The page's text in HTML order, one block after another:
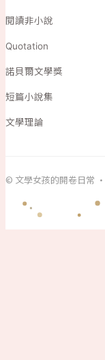
閱讀非小說
Quotation
諾貝爾文學獎
短篇小說集
文學理論
© 文學女孩的開卷日常